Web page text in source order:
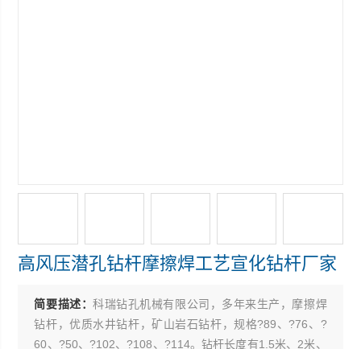
高风压潜孔钻杆摩擦焊工艺宣化钻杆厂家
简要描述：科瑞钻孔机械有限公司，多年来生产，摩擦焊
钻杆，优质水井钻杆，矿山岩石钻杆，规格?89、?76、?
60、?50、?102、?108、?114。钻杆长度有1.5米、2米、